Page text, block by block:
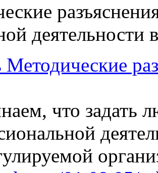
деятельности
Методические
что задать